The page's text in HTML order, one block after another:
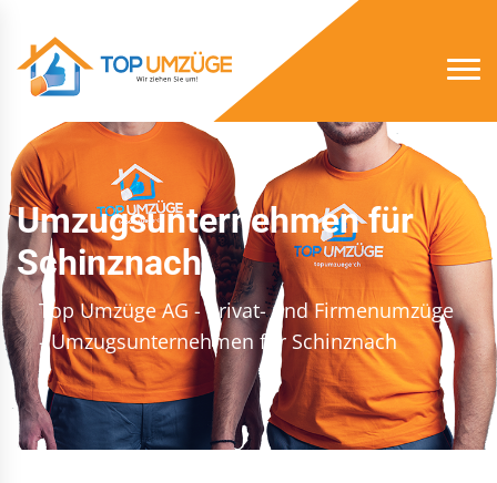
Umzugsunternehmen für
Schinznach
Top Umzüge AG - Privat- und Firmenumzüge
- Umzugsunternehmen für Schinznach